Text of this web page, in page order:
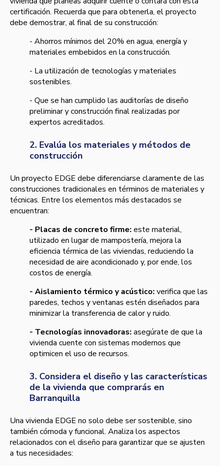
certificación. Recuerda que para obtenerla, el proyecto
debe demostrar, al final de su construcción:
- Ahorros mínimos del 20% en agua, energía y
materiales embebidos en la construcción.
- La utilización de tecnologías y materiales
sostenibles.
- Que se han cumplido las auditorías de diseño
preliminar y construcción final realizadas por
expertos acreditados.
2. Evalúa los materiales y métodos de
construcción
Un proyecto EDGE debe diferenciarse claramente de las
construcciones tradicionales en términos de materiales y
técnicas. Entre los elementos más destacados se
encuentran:
- Placas de concreto firme: este material,
utilizado en lugar de mampostería, mejora la
eficiencia térmica de las viviendas, reduciendo la
necesidad de aire acondicionado y, por ende, los
costos de energía.
- Aislamiento térmico y acústico: verifica que las
paredes, techos y ventanas estén diseñados para
minimizar la transferencia de calor y ruido.
- Tecnologías innovadoras: asegúrate de que la
vivienda cuente con sistemas modernos que
optimicen el uso de recursos.
3. Considera el diseño y las características
de la vivienda que comprarás en
Barranquilla
Una vivienda EDGE no solo debe ser sostenible, sino
también cómoda y funcional. Analiza los aspectos
relacionados con el diseño para garantizar que se ajusten
a tus necesidades: